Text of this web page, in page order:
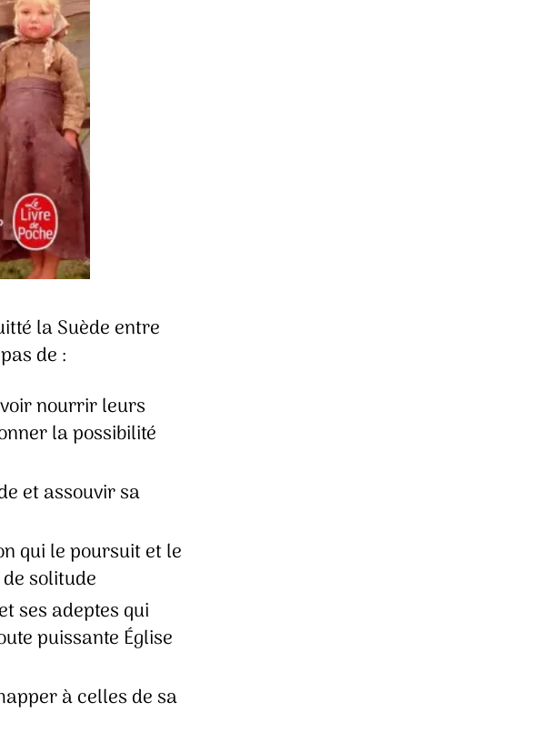
la Suède entre
de :
nourrir leurs
la possibilité
et assouvir sa
qui le poursuit et le
solitude
ses adeptes qui
puissante Église
à celles de sa